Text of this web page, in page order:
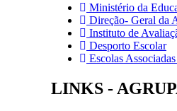
Ministério da
Direção- Geral da
Instituto de
Desporto Escolar
Escolas
LINKS -